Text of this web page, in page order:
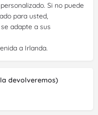
Si no puede
para usted,
adapte a sus
a Irlanda.
devolveremos)